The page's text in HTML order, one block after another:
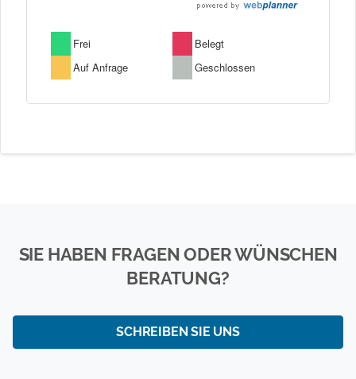
SIE HABEN FRAGEN ODER WÜNSCHEN
BERATUNG?
SCHREIBEN SIE UNS